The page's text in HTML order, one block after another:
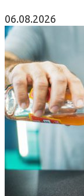
06.08.2026